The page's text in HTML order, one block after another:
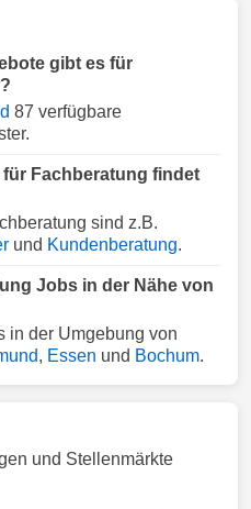
gibt es für
87 verfügbare
Fachberatung findet
sind z.B.
und Kundenberatung.
Jobs in der Nähe von
in der Umgebung von
, Essen und Bochum.
und Stellenmärkte